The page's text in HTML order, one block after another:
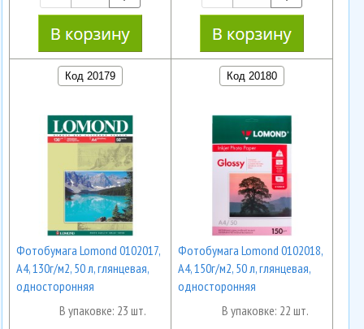
Код 20179
Фотобумага Lomond 0102017,
А4, 130г/м2, 50 л, глянцевая,
односторонняя
В упаковке: 23 шт.
Код 20180
Фотобумага Lomond 0102018,
А4, 150г/м2, 50 л, глянцевая,
односторонняя
В упаковке: 22 шт.